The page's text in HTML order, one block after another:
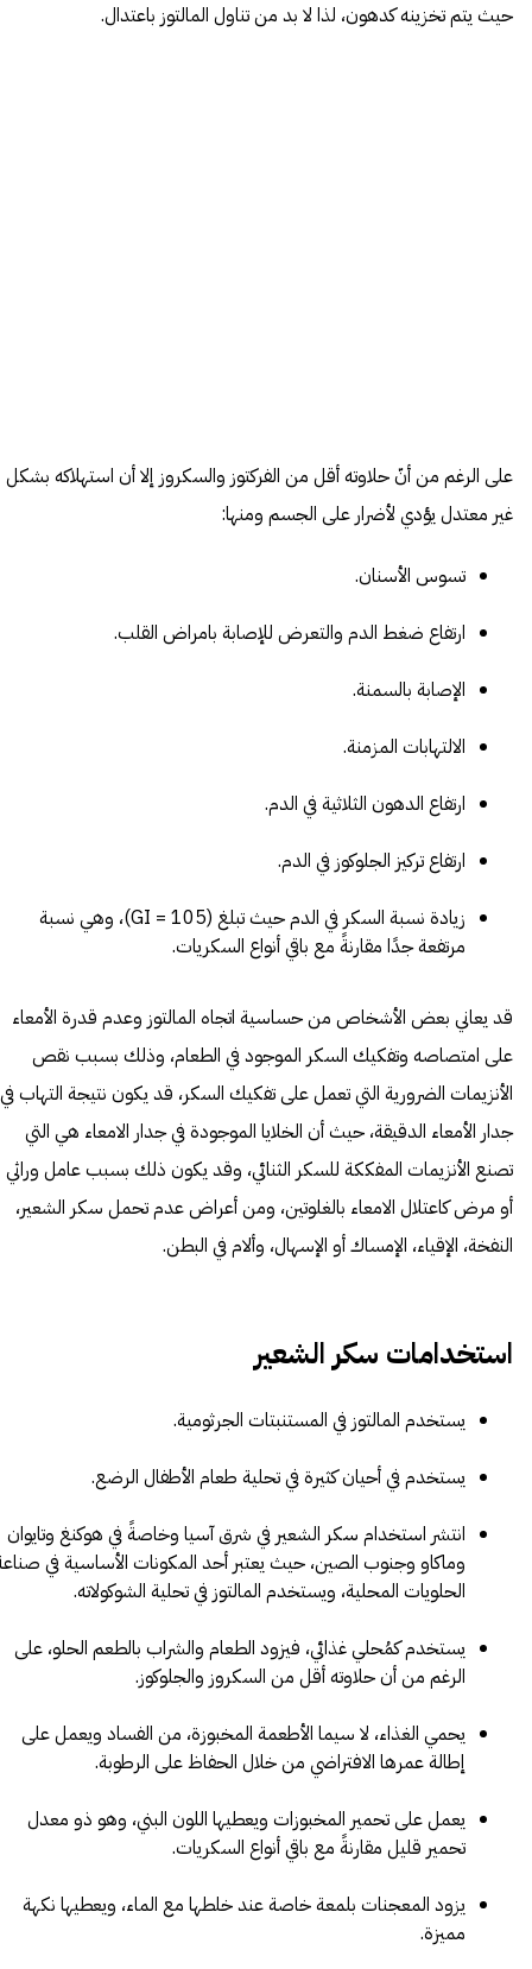
حيث يتم تخزينه كدهون، لذا لا بد من تناول المالتوز باعتدال.
على الرغم من أنّ حلاوته أقل من الفركتوز والسكروز إلا أن استهلاكه بشكل
غير معتدل يؤدي لأضرار على الجسم ومنها:
تسوس الأسنان.
ارتفاع ضغط الدم والتعرض للإصابة بامراض القلب.
الإصابة بالسمنة.
الالتهابات المزمنة.
ارتفاع الدهون الثلاثية في الدم.
ارتفاع تركيز الجلوكوز في الدم.
زيادة نسبة السكر في الدم حيث تبلغ (GI = 105)، وهي نسبة
مرتفعة جدًا مقارنةً مع باقي أنواع السكريات.
قد يعاني بعض الأشخاص من حساسية اتجاه المالتوز وعدم قدرة الأمعاء
على امتصاصه وتفكيك السكر الموجود في الطعام، وذلك بسبب نقص
الأنزيمات الضرورية التي تعمل على تفكيك السكر، قد يكون نتيجة التهاب في
جدار الأمعاء الدقيقة، حيث أن الخلايا الموجودة في جدار الامعاء هي التي
تصنع الأنزيمات المفككة للسكر الثنائي، وقد يكون ذلك بسبب عامل وراثي
أو مرض كاعتلال الامعاء بالغلوتين، ومن أعراض عدم تحمل سكر الشعير،
النفخة، الإقياء، الإمساك أو الإسهال، وألام في البطن.
استخدامات سكر الشعير
يستخدم المالتوز في المستنبتات الجرثومية.
يستخدم في أحيان كثيرة في تحلية طعام الأطفال الرضع.
انتشر استخدام سكر الشعير في شرق آسيا وخاصةً في هوكنغ وتايوان
وماكاو وجنوب الصين، حيث يعتبر أحد المكونات الأساسية في
الحلويات المحلية، ويستخدم المالتوز في تحلية الشوكولاته.
يستخدم كمُحلي غذائي، فيزود الطعام والشراب بالطعم الحلو، على
الرغم من أن حلاوته أقل من السكروز والجلوكوز.
يحمي الغذاء، لا سيما الأطعمة المخبوزة، من الفساد ويعمل على
إطالة عمرها الافتراضي من خلال الحفاظ على الرطوبة.
يعمل على تحمير المخبوزات ويعطيها اللون البني، وهو ذو معدل
تحمير قليل مقارنةً مع باقي أنواع السكريات.
يزود المعجنات بلمعة خاصة عند خلطها مع الماء، ويعطيها نكهة
مميزة.